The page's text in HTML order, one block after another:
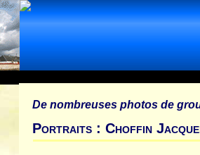
De nombreuses photos de
Portraits : Choffin